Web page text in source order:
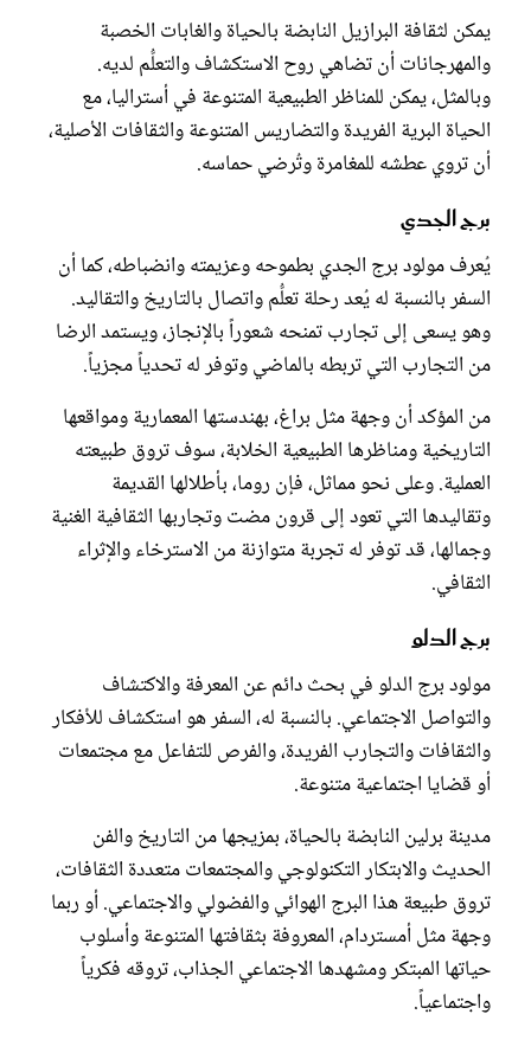
يمكن لثقافة البرازيل النابضة بالحياة والغابات الخصبة
والمهرجانات أن تضاهي روح الاستكشاف والتعلُّم لديه.
وبالمثل، يمكن للمناظر الطبيعية المتنوعة في أستراليا، مع
الحياة البرية الفريدة والتضاريس المتنوعة والثقافات الأصلية،
أن تروي عطشه للمغامرة وتُرضي حماسه.
برج الجدي
يُعرف مولود برج الجدي بطموحه وعزيمته وانضباطه، كما أن
السفر بالنسبة له يُعد رحلة تعلُّم واتصال بالتاريخ والتقاليد.
وهو يسعى إلى تجارب تمنحه شعوراً بالإنجاز، ويستمد الرضا
من التجارب التي تربطه بالماضي وتوفر له تحدياً مجزياً.
من المؤكد أن وجهة مثل براغ، بهندستها المعمارية ومواقعها
التاريخية ومناظرها الطبيعية الخلابة، سوف تروق طبيعته
العملية. وعلى نحو مماثل، فإن روما، بأطلالها القديمة
وتقاليدها التي تعود إلى قرون مضت وتجاربها الثقافية الغنية
وجمالها، قد توفر له تجربة متوازنة من الاسترخاء والإثراء
الثقافي.
برج الدلو
مولود برج الدلو في بحث دائم عن المعرفة والاكتشاف
والتواصل الاجتماعي. بالنسبة له، السفر هو استكشاف للأفكار
والثقافات والتجارب الفريدة، والفرص للتفاعل مع مجتمعات
أو قضايا اجتماعية متنوعة.
مدينة برلين النابضة بالحياة، بمزيجها من التاريخ والفن
الحديث والابتكار التكنولوجي والمجتمعات متعددة الثقافات،
تروق طبيعة هذا البرج الهوائي والفضولي والاجتماعي. أو ربما
وجهة مثل أمستردام، المعروفة بثقافتها المتنوعة وأسلوب
حياتها المبتكر ومشهدها الاجتماعي الجذاب، تروقه فكرياً
واجتماعياً.